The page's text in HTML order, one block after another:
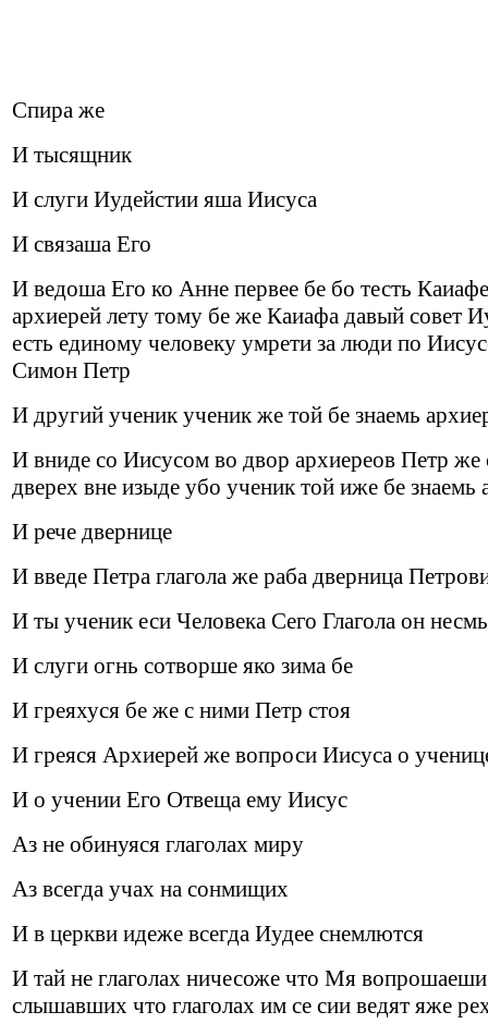
Спира же
И тысящник
И слуги Иудейстии яша Иисуса
И связаша Его
И ведоша Его ко Анне первее бе бо тесть
архиерей лету тому бе же Каиафа давый совет
есть единому человеку умрети за люди по
Симон Петр
И другий ученик ученик же той бе знаемь
И вниде со Иисусом во двор архиереов Петр же
дверех вне изыде убо ученик той иже бе знаемь
И рече двернице
И введе Петра глагола же раба дверница
И ты ученик еси Человека Сего Глагола он
И слуги огнь сотворше яко зима бе
И греяхуся бе же с ними Петр стоя
И греяся Архиерей же вопроси Иисуса о
И о учении Его Отвеща ему Иисус
Аз не обинуяся глаголах миру
Аз всегда учах на сонмищих
И в церкви идеже всегда Иудее снемлются
И тай не глаголах ничесоже что Мя
слышавших что глаголах им се сии ведят яже